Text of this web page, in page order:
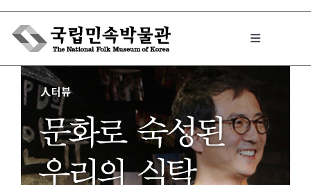
Skip
content
Toggle
박물관에서는
민속이야기